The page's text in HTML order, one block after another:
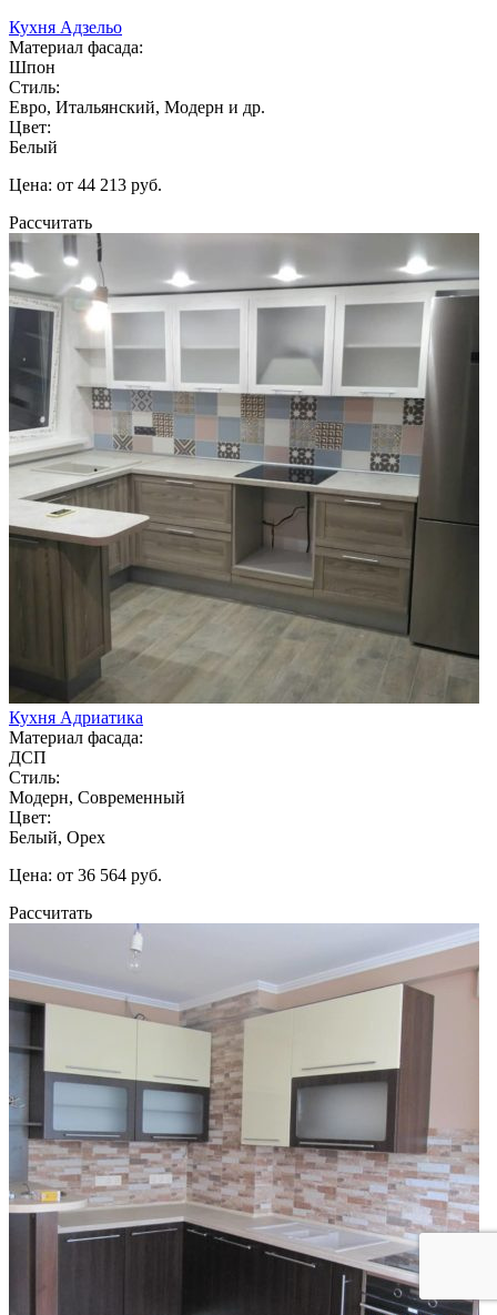
Кухня Адзельо
Материал фасада:
Шпон
Стиль:
Евро, Итальянский, Модерн и др.
Цвет:
Белый
Цена: от 44 213 руб.
Рассчитать
Кухня Адриатика
Материал фасада:
ДСП
Стиль:
Модерн, Современный
Цвет:
Белый, Орех
Цена: от 36 564 руб.
Рассчитать